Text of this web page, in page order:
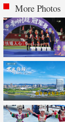
More Photos